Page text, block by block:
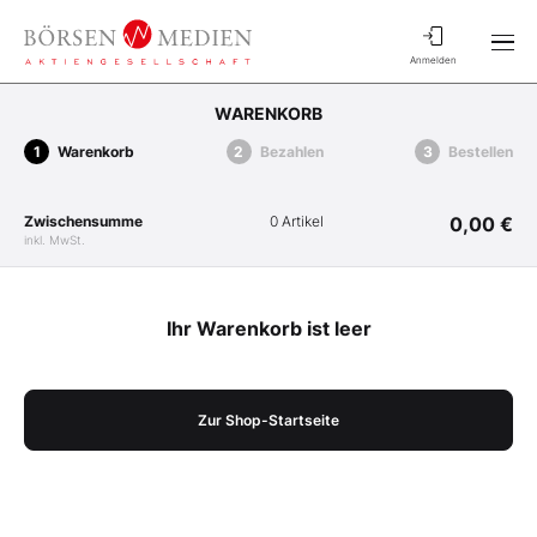
Anmelden
WARENKORB
Warenkorb Bezahlen Bestellen
Zwischensumme
inkl. MwSt.
0 Artikel 0,00 €
Ihr Warenkorb ist leer
Zur Shop-Startseite